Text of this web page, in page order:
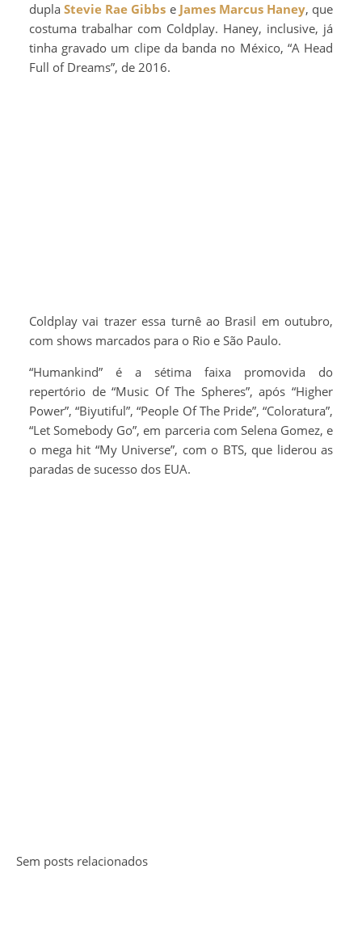
duplaStevie Rae Gibbs e James Marcus Haney, que
costuma trabalhar com Coldplay. Haney, inclusive, já
tinha gravado um clipe da banda no México, “A Head
Full of Dreams”, de 2016.
Coldplay vai trazer essa turnê ao Brasil em outubro,
com shows marcados para o Rio e São Paulo.
“Humankind” é a sétima faixa promovida do
repertório de “Music Of The Spheres”, após “Higher
Power”, “Biyutiful”, “People Of The Pride”, “Coloratura”,
“Let Somebody Go”, em parceria com Selena Gomez, e
o mega hit “My Universe”, com o BTS, que liderou as
paradas de sucesso dos EUA.
Sem posts relacionados